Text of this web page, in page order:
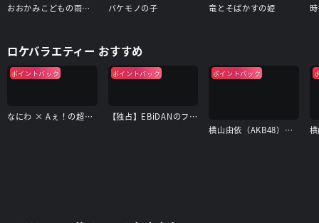
おおかみこどもの雨と雪 バケモノの子 竜とそばかすの姫
ロケバラエティー おすすめ
ポイントバック
なにわ × Aぇ！の超合体できるかな？
ポイントバック
【独占】EBiDANのフォトリップ
ポイントバック
横山由依（AKB48）がはんなり巡る 京都 いろどり日記